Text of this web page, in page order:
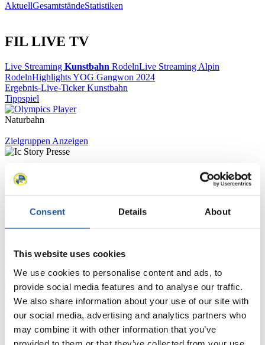
Consent Details About
This website uses cookies
We use cookies to personalise content and ads, to
provide social media features and to analyse our traffic.
We also share information about your use of our site with
our social media, advertising and analytics partners who
may combine it with other information that you’ve
AktuellGesamtständeStatistiken
FIL LIVE TV
Live Streaming Kunstbahn RodelnLive Streaming Alpin
RodelnHighlights YOG Gangwon 2024
Ergebnis-Live-Ticker Kunstbahn
Tippspiel
Naturbahn
Zielgruppen Anzeigen
Für Presse- und Medienvertreter
haben Zugriff auf Athletenbiographien und Informationen zu
Für Nationale Verbände
Hier können Sie sich über allgemeine Neuigkeiten informieren, das